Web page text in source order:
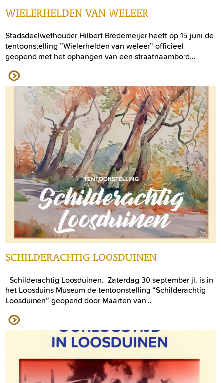
WIELERHELDEN VAN WELEER
Stadsdeelwethouder Hilbert Bredemeijer heeft op 15 juni de
tentoonstelling ”Wielerhelden van weleer” officieel
geopend met het ophangen van een straatnaambord…
SCHILDERACHTIG LOOSDUINEN
Schilderachtig Loosduinen. Zaterdag 30 september jl. is in
het Loosduins Museum de tentoonstelling “Schilderachtig
Loosduinen” geopend door Maarten van…